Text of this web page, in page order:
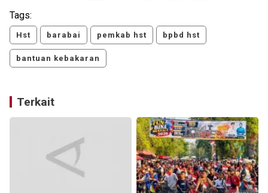
Tags:
Hst barabai pemkab hst bpbd hst
bantuan kebakaran
Terkait